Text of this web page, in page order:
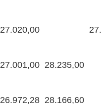
27.020,00
27.001,00 28.235,00
26.972,28 28.166,60